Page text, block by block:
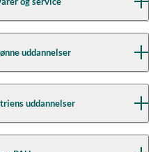
uddannelser
uddannelser